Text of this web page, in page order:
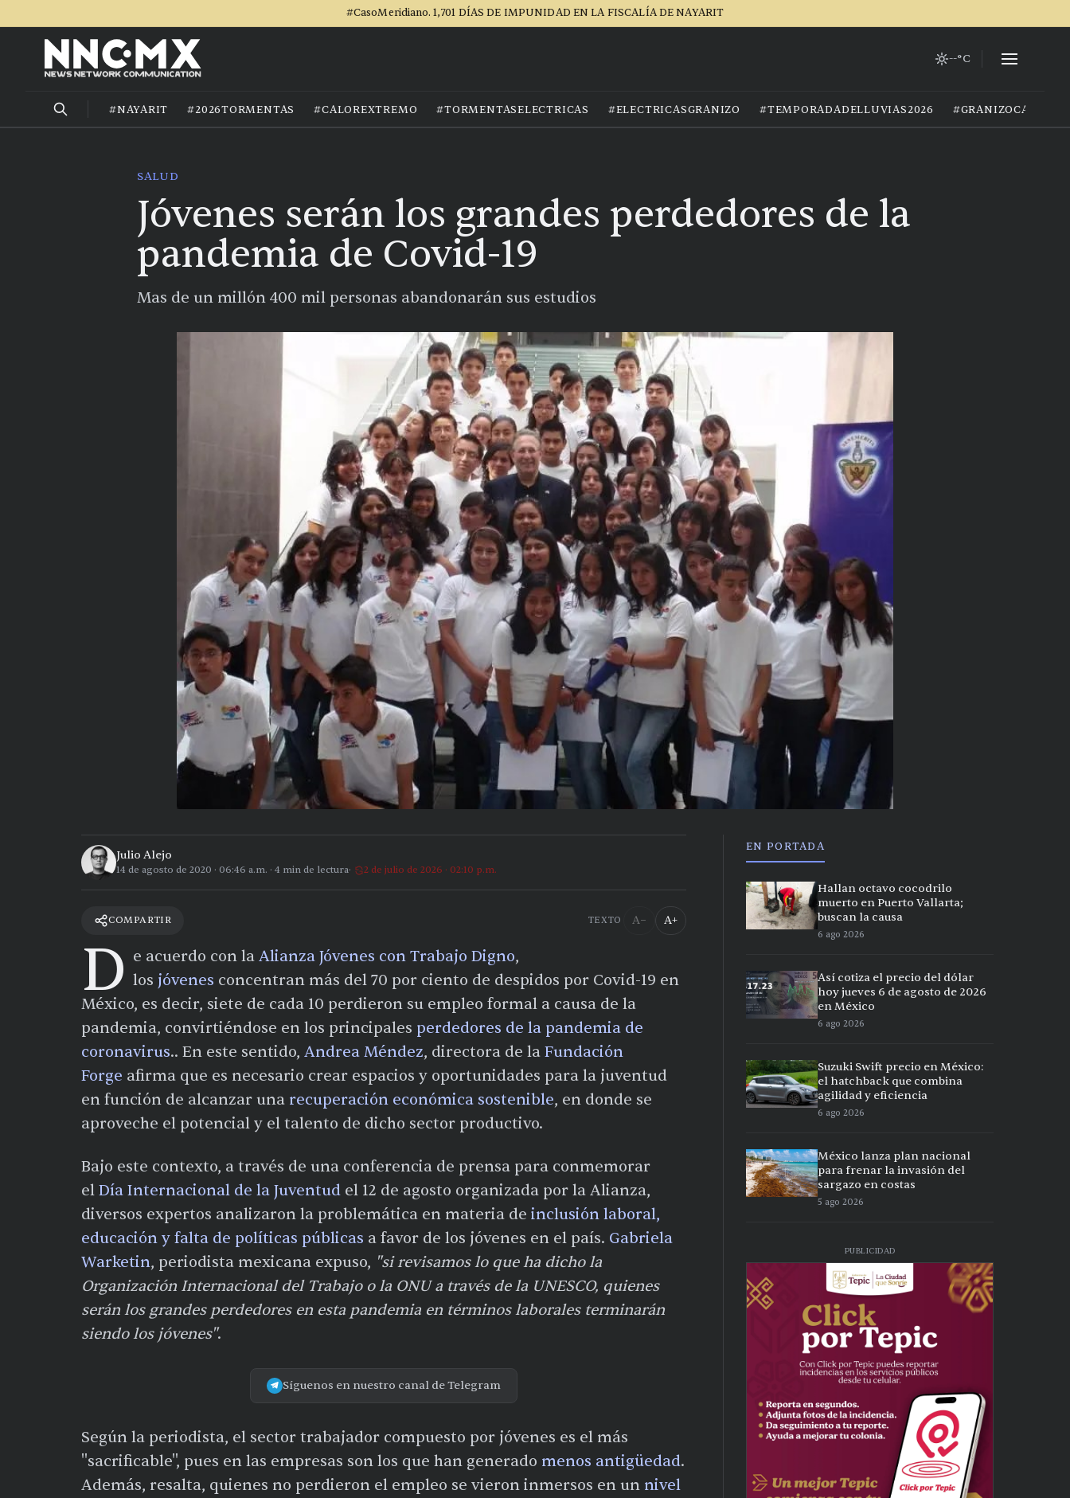
#CasoMeridiano. 1,701 DÍAS DE IMPUNIDAD EN LA FISCALÍA DE NAYARIT
--°C
#NAYARIT #2026TORMENTAS #CALOREXTREMO #TORMENTASELECTRICAS #ELECTRICASGRANIZO #TEMPORADADELLUVIAS2026 #GRANIZOCALOR
SALUD
Jóvenes serán los grandes perdedores de la
pandemia de Covid-19
Mas de un millón 400 mil personas abandonarán sus estudios
Julio Alejo
14 de agosto de 2020 · 06:46 a.m. · 4 min de lectura 2 de julio de 2026 · 02:10 p.m.
COMPARTIR TEXTO A− A+
D e acuerdo con la Alianza Jóvenes con Trabajo Digno,
los jóvenes concentran más del 70 por ciento de despidos por Covid-19 en
México, es decir, siete de cada 10 perdieron su empleo formal a causa de la
pandemia, convirtiéndose en los principales perdedores de la pandemia de
coronavirus.. En este sentido, Andrea Méndez, directora de la Fundación
Forge afirma que es necesario crear espacios y oportunidades para la juventud
en función de alcanzar una recuperación económica sostenible, en donde se
aproveche el potencial y el talento de dicho sector productivo.
Bajo este contexto, a través de una conferencia de prensa para conmemorar
el Día Internacional de la Juventud el 12 de agosto organizada por la Alianza,
diversos expertos analizaron la problemática en materia de inclusión laboral,
educación y falta de políticas públicas a favor de los jóvenes en el país. Gabriela
Warketin, periodista mexicana expuso, "si revisamos lo que ha dicho la
Organización Internacional del Trabajo o la ONU a través de la UNESCO, quienes
serán los grandes perdedores en esta pandemia en términos laborales terminarán
siendo los jóvenes".
Síguenos en nuestro canal de Telegram
Según la periodista, el sector trabajador compuesto por jóvenes es el más
"sacrificable", pues en las empresas son los que han generado menos antigüedad.
Además, resalta, quienes no perdieron el empleo se vieron inmersos en un nivel
EN PORTADA
Hallan octavo cocodrilo
muerto en Puerto Vallarta;
buscan la causa
6 ago 2026
Así cotiza el precio del dólar
hoy jueves 6 de agosto de 2026
en México
6 ago 2026
Suzuki Swift precio en México:
el hatchback que combina
agilidad y eficiencia
6 ago 2026
México lanza plan nacional
para frenar la invasión del
sargazo en costas
5 ago 2026
PUBLICIDAD